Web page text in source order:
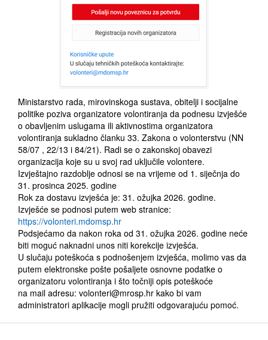
Ministarstvo rada, mirovinskoga sustava, obitelji i socijalne
politike poziva organizatore volontiranja da podnesu izvješće
o obavljenim uslugama ili aktivnostima organizatora
volontiranja sukladno članku 33. Zakona o volonterstvu (NN
58/07 , 22/13 i 84/21). Radi se o zakonskoj obavezi
organizacija koje su u svoj rad uključile volontere.
Izvještajno razdoblje odnosi se na vrijeme od 1. siječnja do
31. prosinca 2025. godine
Rok za dostavu izvješća je: 31. ožujka 2026. godine.
Izvješće se podnosi putem web stranice:
https://volonteri.mdomsp.hr
Podsjećamo da nakon roka od 31. ožujka 2026. godine neće
biti moguć naknadni unos niti korekcije izvješća.
U slučaju poteškoća s podnošenjem izvješća, molimo vas da
putem elektronske pošte pošaljete osnovne podatke o
organizatoru volontiranja i što točniji opis poteškoće
na mail adresu: volonteri@mrosp.hr kako bi vam
administratori aplikacije mogli pružiti odgovarajuću pomoć.